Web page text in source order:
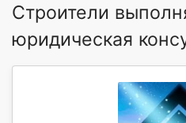
Строители
юридическая